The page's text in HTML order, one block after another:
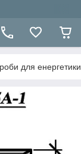
для енергетики